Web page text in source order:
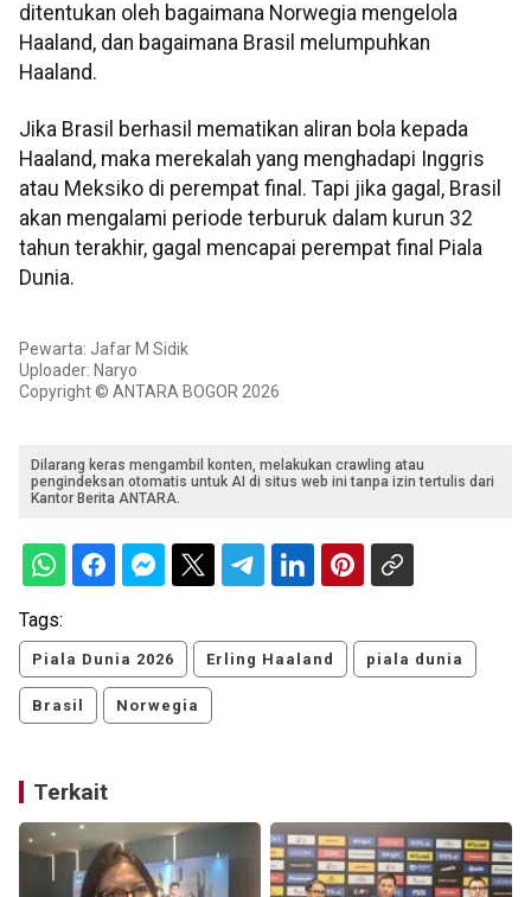
ditentukan oleh bagaimana Norwegia mengelola
Haaland, dan bagaimana Brasil melumpuhkan
Haaland.
Jika Brasil berhasil mematikan aliran bola kepada
Haaland, maka merekalah yang menghadapi Inggris
atau Meksiko di perempat final. Tapi jika gagal, Brasil
akan mengalami periode terburuk dalam kurun 32
tahun terakhir, gagal mencapai perempat final Piala
Dunia.
Pewarta: Jafar M Sidik
Uploader: Naryo
Copyright © ANTARA BOGOR 2026
Dilarang keras mengambil konten, melakukan crawling atau
pengindeksan otomatis untuk AI di situs web ini tanpa izin tertulis dari
Kantor Berita ANTARA.
Tags:
Piala Dunia 2026 Erling Haaland piala dunia
Brasil Norwegia
Terkait